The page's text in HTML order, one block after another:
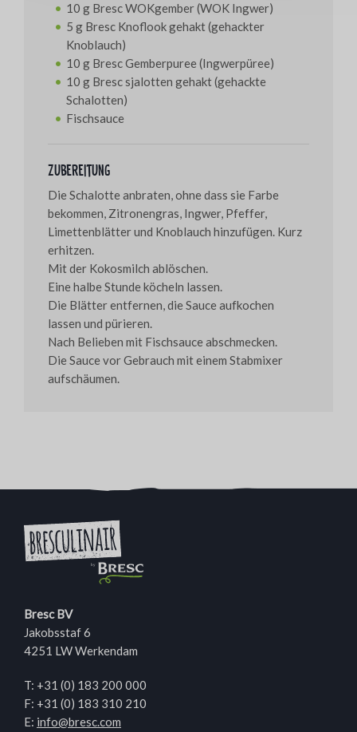
10 g Bresc WOKgember (WOK Ingwer)
5 g Bresc Knoflook gehakt (gehackter
Knoblauch)
10 g Bresc Gemberpuree (Ingwerpüree)
10 g Bresc sjalotten gehakt (gehackte
Schalotten)
Fischsauce
Zubereitung
Die Schalotte anbraten, ohne dass sie Farbe
bekommen, Zitronengras, Ingwer, Pfeffer,
Limettenblätter und Knoblauch hinzufügen. Kurz
erhitzen.
Mit der Kokosmilch ablöschen.
Eine halbe Stunde köcheln lassen.
Die Blätter entfernen, die Sauce aufkochen
lassen und pürieren.
Nach Belieben mit Fischsauce abschmecken.
Die Sauce vor Gebrauch mit einem Stabmixer
aufschäumen.
Bresc BV
Jakobsstaf 6
4251 LW Werkendam
T: +31 (0) 183 200 000
F: +31 (0) 183 310 210
E: info@bresc.com